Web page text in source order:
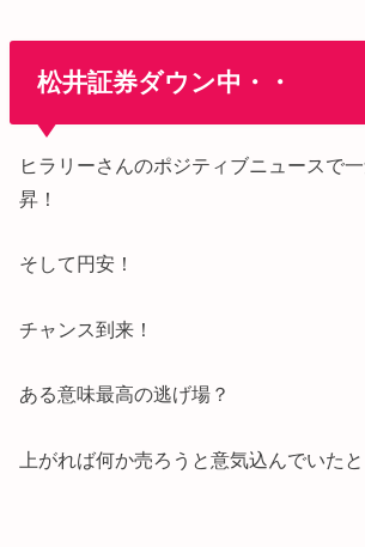
松井証券ダウン中・・
ヒラリーさんのポジティブニュースで
昇！
そして円安！
チャンス到来！
ある意味最高の逃げ場？
上がれば何か売ろうと意気込んでいたと